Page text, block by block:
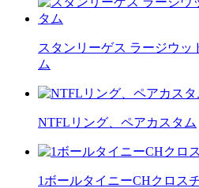
スタンリーゲス ラージウッ
ム
NTFLリング、ペアカスタム
1ボールタイニーCHクロス